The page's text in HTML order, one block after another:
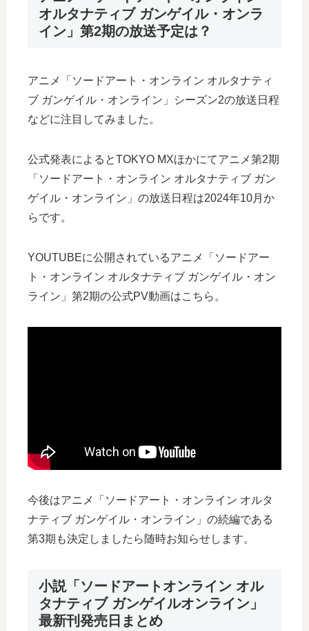
オルタナティブ ガンゲイル・オンラ
イン」第2期の放送予定は？
アニメ「ソードアート・オンライン オルタナティ
ブ ガンゲイル・オンライン」シーズン2の放送日程
などに注目してみました。
公式発表によるとTOKYO MXほかにてアニメ第2期
「ソードアート・オンライン オルタナティブ ガン
ゲイル・オンライン」の放送日程は2024年10月か
らです。
YOUTUBEに公開されているアニメ「ソードアー
ト・オンライン オルタナティブ ガンゲイル・オン
ライン」第2期の公式PV動画はこちら。
今後はアニメ「ソードアート・オンライン オルタ
ナティブ ガンゲイル・オンライン」の続編である
第3期も決定しましたら随時お知らせします。
小説「ソードアートオンライン オル
タナティブ ガンゲイルオンライン」
最新刊発売日まとめ